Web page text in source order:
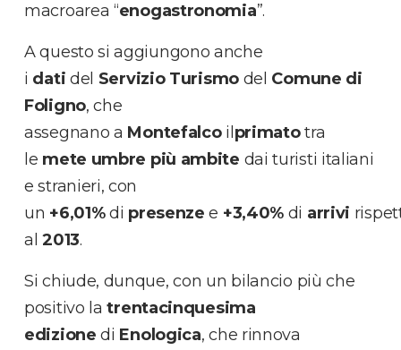
macroarea “enogastronomia”.
A questo si aggiungono anche
i dati del Servizio Turismodel Comune di
Foligno, che
assegnano a Montefalcoil primatotra
le mete umbre più ambite dai turisti italiani
e stranieri, con
un +6,01%di presenze e +3,40% di arrivi
al2013.
Si chiude, dunque, con un bilancio più che
positivo latrentacinquesima
edizione di Enologica, che rinnova